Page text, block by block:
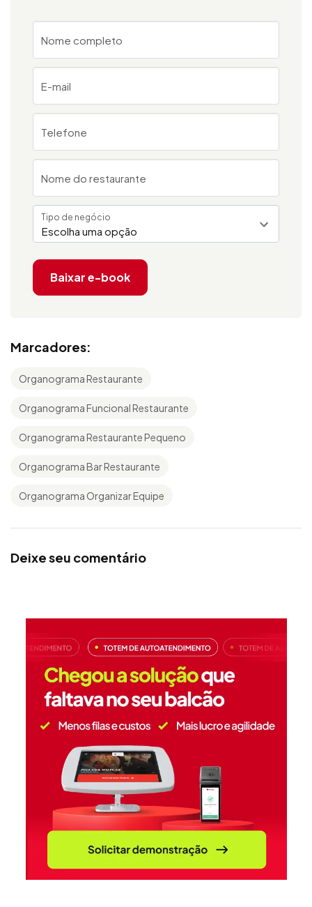
Nome completo
E-mail
Telefone
Nome do restaurante
Escolha uma opção
Tipo de negócio
Baixar e-book
Marcadores:
Organograma Restaurante
Organograma Funcional Restaurante
Organograma Restaurante Pequeno
Organograma Bar Restaurante
Organograma Organizar Equipe
Deixe seu comentário